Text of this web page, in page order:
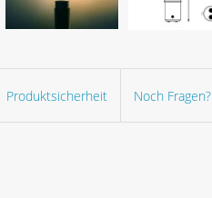
Produktsicherheit Noch Fragen?